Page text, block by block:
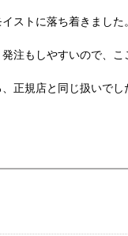
ストに落ち着きまし
注もしやすいので、
正規店と同じ扱いでし